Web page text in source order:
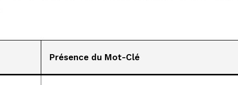
Présence du Mot-Clé